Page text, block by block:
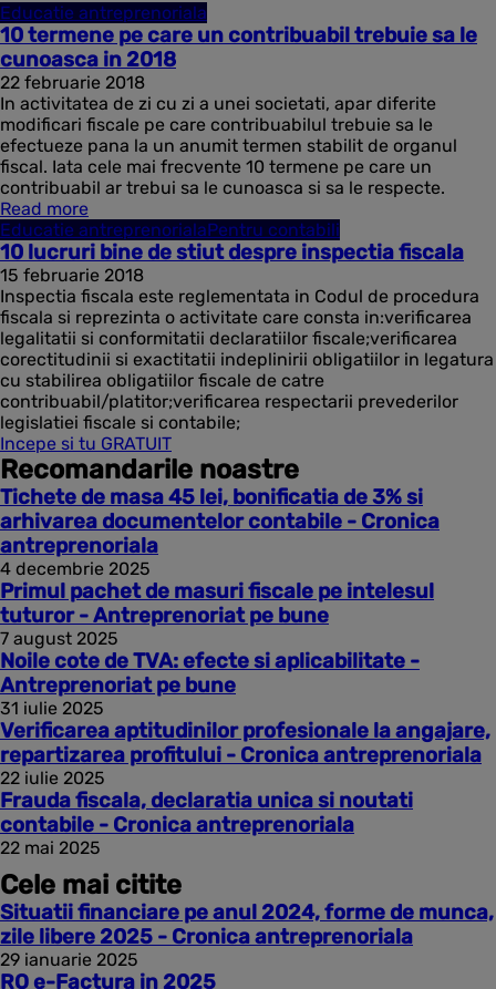
Educatie antreprenoriala
10 termene pe care un contribuabil trebuie sa le
cunoasca in 2018
22 februarie 2018
In activitatea de zi cu zi a unei societati, apar diferite
modificari fiscale pe care contribuabilul trebuie sa le
efectueze pana la un anumit termen stabilit de organul
fiscal. Iata cele mai frecvente 10 termene pe care un
contribuabil ar trebui sa le cunoasca si sa le respecte.
Read more
Educatie antreprenorialaPentru contabili
10 lucruri bine de stiut despre inspectia fiscala
15 februarie 2018
Inspectia fiscala este reglementata in Codul de procedura
fiscala si reprezinta o activitate care consta in:verificarea
legalitatii si conformitatii declaratiilor fiscale;verificarea
corectitudinii si exactitatii indeplinirii obligatiilor in legatura
cu stabilirea obligatiilor fiscale de catre
contribuabil/platitor;verificarea respectarii prevederilor
legislatiei fiscale si contabile;
Incepe si tu GRATUIT
Recomandarile noastre
Tichete de masa 45 lei, bonificatia de 3% si
arhivarea documentelor contabile - Cronica
antreprenoriala
4 decembrie 2025
Primul pachet de masuri fiscale pe intelesul
tuturor - Antreprenoriat pe bune
7 august 2025
Noile cote de TVA: efecte si aplicabilitate -
Antreprenoriat pe bune
31 iulie 2025
Verificarea aptitudinilor profesionale la angajare,
repartizarea profitului - Cronica antreprenoriala
22 iulie 2025
Frauda fiscala, declaratia unica si noutati
contabile - Cronica antreprenoriala
22 mai 2025
Cele mai citite
Situatii financiare pe anul 2024, forme de munca,
zile libere 2025 - Cronica antreprenoriala
29 ianuarie 2025
RO e-Factura in 2025